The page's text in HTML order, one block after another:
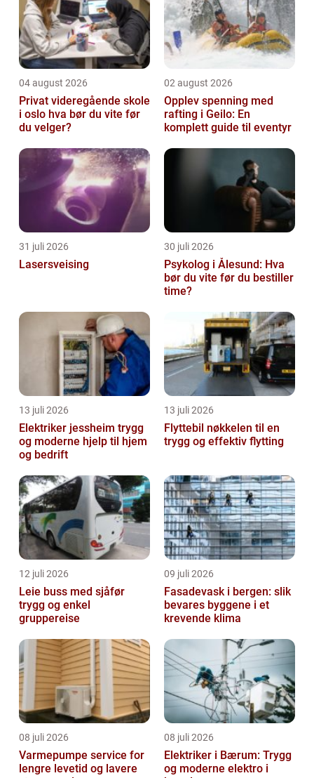
04 august 2026
Privat videregående skole
i oslo hva bør du vite før
du velger?
02 august 2026
Opplev spenning med
rafting i Geilo: En
komplett guide til eventyr
31 juli 2026
Lasersveising
30 juli 2026
Psykolog i Ålesund: Hva
bør du vite før du bestiller
time?
13 juli 2026
Elektriker jessheim trygg
og moderne hjelp til hjem
og bedrift
13 juli 2026
Flyttebil nøkkelen til en
trygg og effektiv flytting
12 juli 2026
Leie buss med sjåfør
trygg og enkel
gruppereise
09 juli 2026
Fasadevask i bergen: slik
bevares byggene i et
krevende klima
08 juli 2026
Varmepumpe service for
lengre levetid og lavere
08 juli 2026
Elektriker i Bærum: Trygg
og moderne elektro i